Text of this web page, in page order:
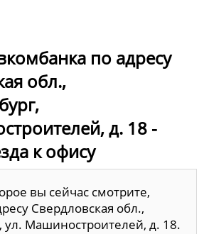
по адресу
обл.,
д. 18 -
к офису
вы сейчас смотрите,
Свердловская обл.,
ул. Машиностроителей, д. 18.